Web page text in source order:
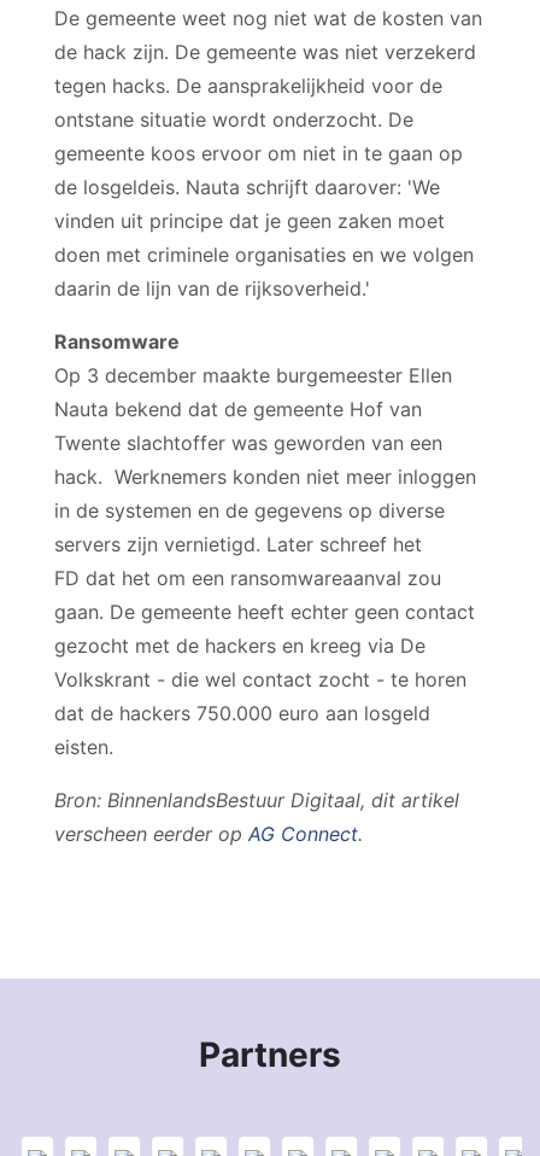
De gemeente weet nog niet wat de kosten van
de hack zijn. De gemeente was niet verzekerd
tegen hacks. De aansprakelijkheid voor de
ontstane situatie wordt onderzocht. De
gemeente koos ervoor om niet in te gaan op
de losgeldeis. Nauta schrijft daarover: 'We
vinden uit principe dat je geen zaken moet
doen met criminele organisaties en we volgen
daarin de lijn van de rijksoverheid.'
Ransomware
Op 3 december maakte burgemeester Ellen
Nauta bekend dat de gemeente Hof van
Twente slachtoffer was geworden van een
hack. Werknemers konden niet meer inloggen
in de systemen en de gegevens op diverse
servers zijn vernietigd. Later schreef het
FD dat het om een ransomwareaanval zou
gaan. De gemeente heeft echter geen contact
gezocht met de hackers en kreeg via De
Volkskrant - die wel contact zocht - te horen
dat de hackers 750.000 euro aan losgeld
eisten.
Bron: BinnenlandsBestuur Digitaal, dit artikel
verscheen eerder op AG Connect.
Partners